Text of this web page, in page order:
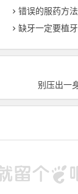
错误的服药方法
缺牙一定要植
别压出一